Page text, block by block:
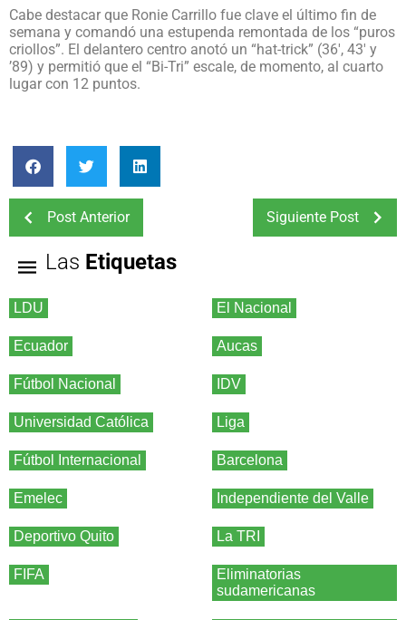
Cabe destacar que Ronie Carrillo fue clave el último fin de
semana y comandó una estupenda remontada de los “puros
criollos”. El delantero centro anotó un “hat-trick” (36′, 43′ y
’89) y permitió que el “Bi-Tri” escale, de momento, al cuarto
lugar con 12 puntos.
Post Anterior Siguiente Post
Las Etiquetas
LDU El Nacional
Ecuador Aucas
Fútbol Nacional IDV
Universidad Católica Liga
Fútbol Internacional Barcelona
Emelec Independiente del Valle
Deportivo Quito La TRI
FIFA
Eliminatorias
sudamericanas